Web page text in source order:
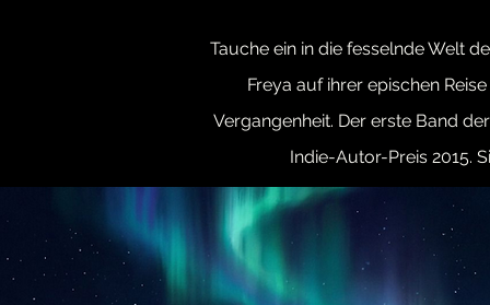
Tauche ein in die fesselnde Welt
Freya auf ihrer epischen
Vergangenheit. Der erste Band
Indie-Autor-Preis 2015.